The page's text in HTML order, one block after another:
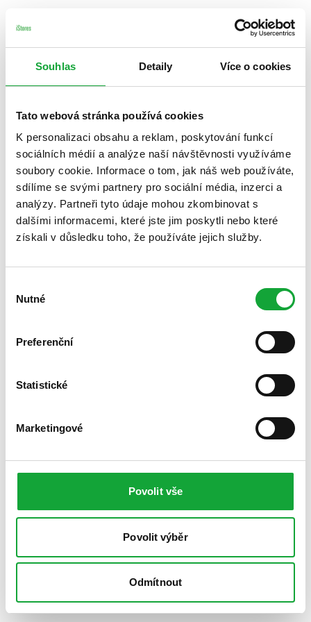
Souhlas Detaily Více o cookies
Tato webová stránka používá cookies
K personalizaci obsahu a reklam, poskytování funkcí
sociálních médií a analýze naší návštěvnosti využíváme
soubory cookie. Informace o tom, jak náš web používáte,
sdílíme se svými partnery pro sociální média, inzerci a
analýzy. Partneři tyto údaje mohou zkombinovat s
dalšími informacemi, které jste jim poskytli nebo které
získali v důsledku toho, že používáte jejich služby.
souhlasu
Nutné
Preferenční
Statistické
Marketingové
Povolit vše
Povolit výběr
Odmítnout